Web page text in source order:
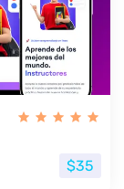
$35